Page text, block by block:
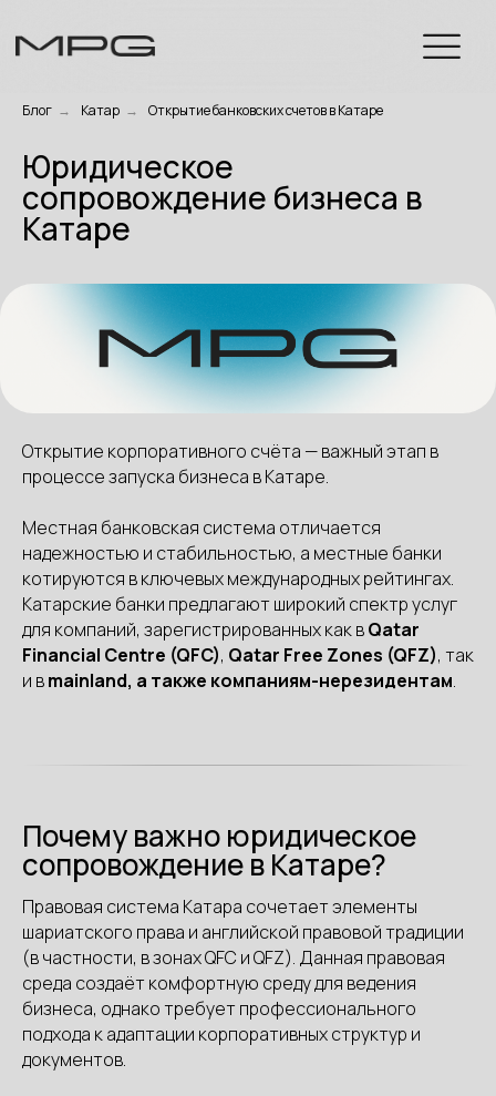
Блог → Катар → Открытие банковских счетов в Катаре
Юридическое
сопровождение бизнеса в
Катаре
Открытие корпоративного счёта — важный этап в
процессе запуска бизнеса в Катаре.
Местная банковская система отличается
надежностью и стабильностью, а местные банки
котируются в ключевых международных рейтингах.
Катарские банки предлагают широкий спектр услуг
для компаний, зарегистрированных как вQatar
Financial Centre (QFC), Qatar Free Zones (QFZ), так
и вmainland, а также компаниям-нерезидентам.
Почему важно юридическое
сопровождение в Катаре?
Правовая система Катара сочетает элементы
шариатского права и английской правовой традиции
(в частности, в зонах QFC и QFZ). Данная правовая
среда создаёт комфортную среду для ведения
бизнеса, однако требует профессионального
подхода к адаптации корпоративных структур и
документов.